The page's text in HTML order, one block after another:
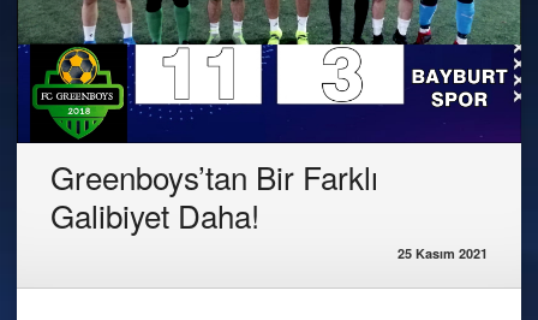
Greenboys’tan Bir Farklı
Galibiyet Daha!
25 Kasım 2021